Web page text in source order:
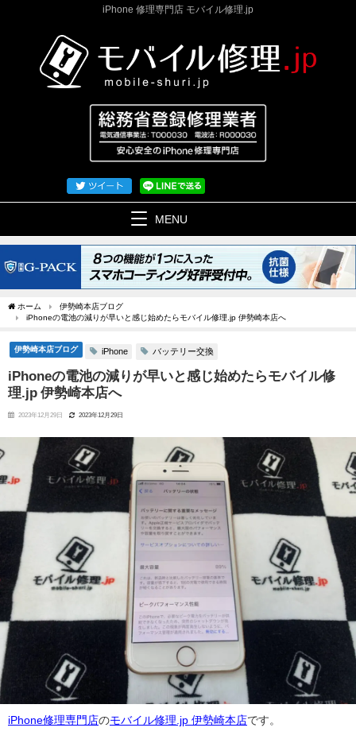
iPhone 修理専門店 モバイル修理.jp
MENU
ホーム
伊勢崎本店ブログ
iPhoneの電池の減りが早いと感じ始めたらモバイル修理.jp 伊勢崎本店へ
伊勢崎本店ブログ iPhone バッテリー交換
iPhoneの電池の減りが早いと感じ始めたらモバイル修
理.jp 伊勢崎本店へ
2023年12月29日 2023年12月29日
iPhone修理専門店のモバイル修理.jp 伊勢崎本店です。